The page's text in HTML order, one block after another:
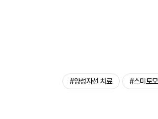
#양성자선 치료 #스미토